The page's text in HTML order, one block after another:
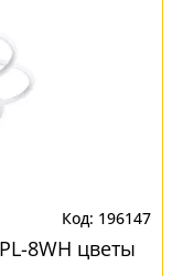
196147
8WH цветы